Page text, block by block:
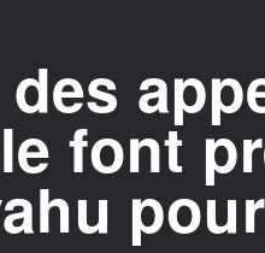
font